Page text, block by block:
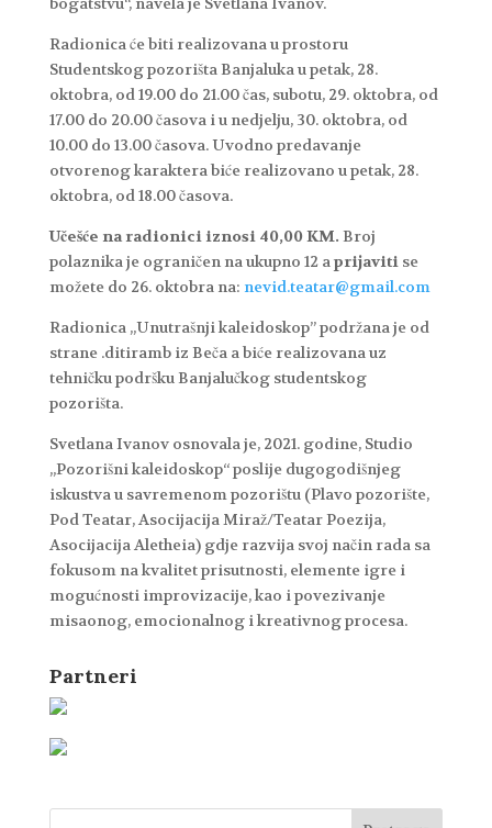
Radionica će biti realizovana u prostoru
Studentskog pozorišta Banjaluka u petak, 28.
oktobra, od 19.00 do 21.00 čas, subotu, 29. oktobra, od
17.00 do 20.00 časova i u nedjelju, 30. oktobra, od
10.00 do 13.00 časova. Uvodno predavanje
otvorenog karaktera biće realizovano u petak, 28.
oktobra, od 18.00 časova.
Učešće na radionici iznosi 40,00 KM. Broj
polaznika je ograničen na ukupno 12 a prijaviti se
možete do 26. oktobra na: nevid.teatar@gmail.com
Radionica „Unutrašnji kaleidoskop” podržana je od
strane .ditiramb iz Beča a biće realizovana uz
tehničku podršku Banjalučkog studentskog
pozorišta.
Svetlana Ivanov osnovala je, 2021. godine, Studio
„Pozorišni kaleidoskop“ poslije dugogodišnjeg
iskustva u savremenom pozorištu (Plavo pozorište,
Pod Teatar, Asocijacija Miraž/Teatar Poezija,
Asocijacija Aletheia) gdje razvija svoj način rada sa
fokusom na kvalitet prisutnosti, elemente igre i
mogućnosti improvizacije, kao i povezivanje
misaonog, emocionalnog i kreativnog procesa.
Partneri